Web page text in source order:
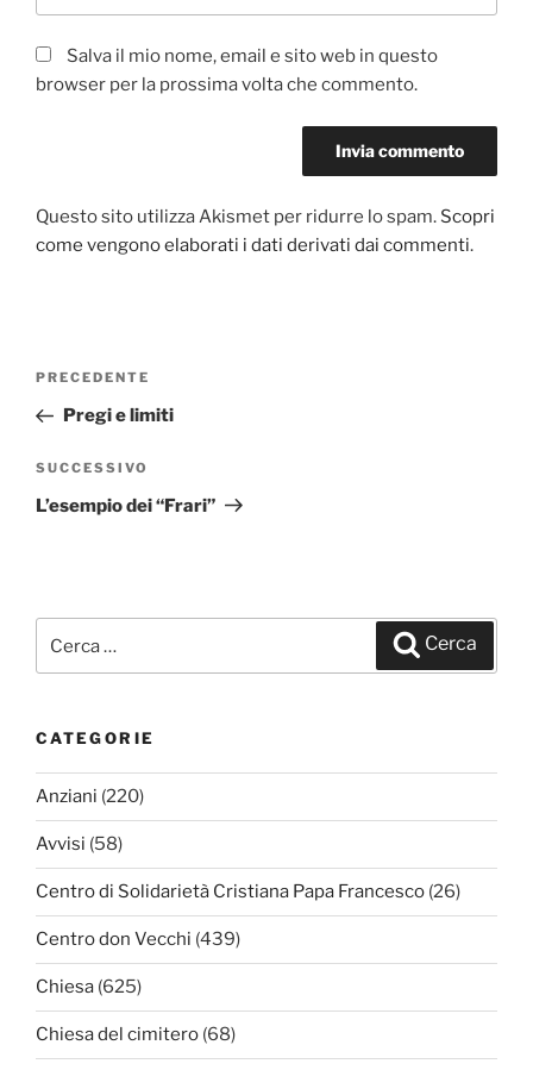
Salva il mio nome, email e sito web in questo
browser per la prossima volta che commento.
Questo sito utilizza Akismet per ridurre lo spam. Scopri
come vengono elaborati i dati derivati dai commenti.
Navigazione
Articolo
precedente:
PRECEDENTE
Pregi e limiti
Articolo
successivo
SUCCESSIVO
L’esempio dei “Frari”
Cerca
CATEGORIE
Anziani (220)
Avvisi (58)
Centro di Solidarietà Cristiana Papa Francesco (26)
Centro don Vecchi (439)
Chiesa (625)
Chiesa del cimitero (68)